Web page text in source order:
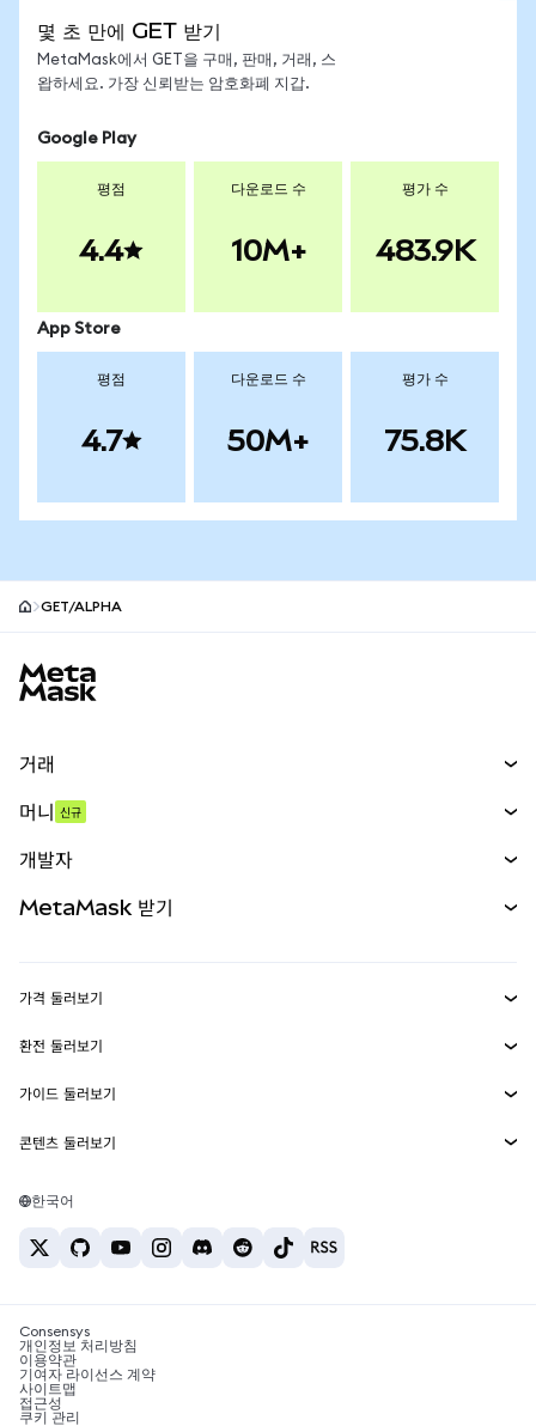
몇 초 만에 GET 받기
MetaMask에서 GET을 구매, 판매, 거래, 스
왑하세요. 가장 신뢰받는 암호화폐 지갑.
Google Play
평점
4.4
다운로드 수
10M+
평가 수
483.9K
App Store
평점
4.7
다운로드 수
50M+
평가 수
75.8K
GET/ALPHA
거래
무기한 선물
실물자산
머니 신규
개발자
MetaMask Connect
Snaps
웹3 서비스
MetaMask 받기
보안
고객 지원
채용
가격 둘러보기
이더리움 가격
솔라나 가격
테더 가격
환전 둘러보기
ETH를 USD로 환전
USDT를 INR로 환전
BTC를 INR로 환전
ETH를 USDT로 환전
가이드 둘러보기
ETH 매수
USDT 매수
SHIB 매수
BNB 매수
콘텐츠 둘러보기
솔라나 지갑
암호화폐 세금 뉴스
암호화폐 매수 방법
비트코인 매도 방법
한국어
Consensys
개인정보 처리방침
이용약관
기여자 라이선스 계약
사이트맵
접근성
쿠키 관리